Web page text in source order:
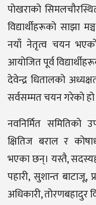
पोखराको
विद्यार्थीहरूको साझा
नयाँ नेतृत्व चयन
आयोजित पूर्व
देवेन्द्र धितालको
सर्वसम्मत चयन गरेको
नवनिर्मित समितिको
क्षितिज बराल र
भएका छन्। यस्तै,
पहारी, सुशान्त बाटाजू,
अधिकारी, तोरणबहादुर